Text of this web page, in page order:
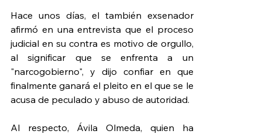
Hace unos días, el también exsenador
afirmó en una entrevista que el proceso
judicial en su contra es motivo de orgullo,
al significar que se enfrenta a un
"narcogobierno", y dijo confiar en que
finalmente ganará el pleito en el que se le
acusa de peculado y abuso de autoridad.
Al respecto, Ávila Olmeda, quien ha